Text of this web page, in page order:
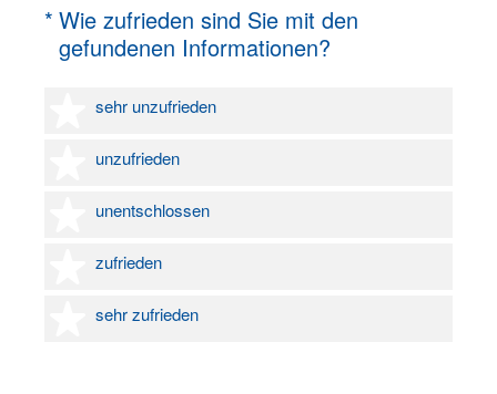
* Wie zufrieden sind Sie mit den
gefundenen Informationen?
(Erforderlich.)
sehr unzufrieden
1 Stern
unzufrieden
2 Sterne
unentschlossen
3 Sterne
zufrieden
4 Sterne
sehr zufrieden
5 Sterne